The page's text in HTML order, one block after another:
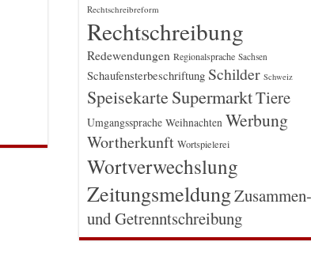
Rechtschreibreform
Rechtschreibung
Redewendungen Regionalsprache Sachsen
Schaufensterbeschriftung Schilder Schweiz
Speisekarte SupermarktTiere
Umgangssprache Weihnachten Werbung
Wortherkunft Wortspielerei
Wortverwechslung
ZeitungsmeldungZusammen-
und Getrenntschreibung